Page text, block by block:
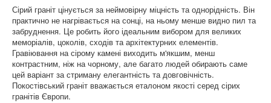
Сірий граніт цінується за неймовірну міцність та однорідність. Він
практично не нагрівається на сонці, на ньому менше видно пил та
забруднення. Це робить його ідеальним вибором для великих
меморіалів, цоколів, сходів та архітектурних елементів.
Гравіювання на сірому камені виходить м'якшим, менш
контрастним, ніж на чорному, але багато людей обирають саме
цей варіант за стриману елегантність та довговічність.
Покостівський граніт вважається еталоном якості серед сірих
гранітів Європи.